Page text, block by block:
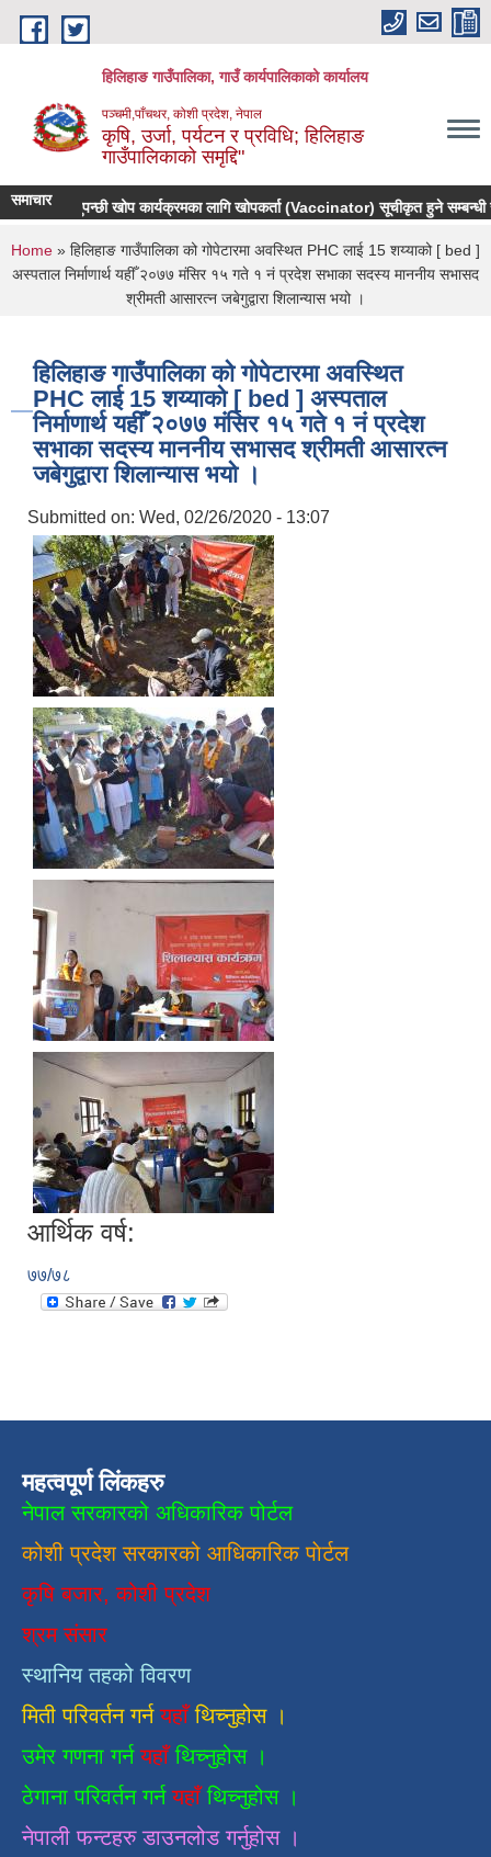
Skip to main content
हिलिहाङ गाउँपालिका, गाउँ कार्यपालिकाको कार्यालय
पञ्चमी,पाँचथर, कोशी प्रदेश, नेपाल
कृषि, उर्जा, पर्यटन र प्रविधि; हिलिहाङ
गाउँपालिकाको समृद्दि"
समाचार
राष्ट्रिय पशुपन्छी खोप कार्यक्रमका लागि खोपकर्ता (Vaccinator) सूचीकृत हुने सम्बन्धी
You are here
Home » हिलिहाङ गाउँपालिका को गोपेटारमा अवस्थित PHC लाई 15 शय्याको [ bed ]
अस्पताल निर्माणार्थ यहीँ २०७७ मंसिर १५ गते १ नं प्रदेश सभाका सदस्य माननीय सभासद
श्रीमती आसारत्न जबेगुद्वारा शिलान्यास भयो ।
हिलिहाङ गाउँपालिका को गोपेटारमा अवस्थित
PHC लाई 15 शय्याको [ bed ] अस्पताल
निर्माणार्थ यहीँ २०७७ मंसिर १५ गते १ नं प्रदेश
सभाका सदस्य माननीय सभासद श्रीमती आसारत्न
जबेगुद्वारा शिलान्यास भयो ।
Submitted on: Wed, 02/26/2020 - 13:07
आर्थिक वर्ष:
७७/७८
महत्वपूर्ण लिंकहरु
नेपाल सरकारको अधिकारिक पोर्टल
कोशी प्रदेश सरकारको आधिकारिकपाेर्टल
कृषि बजार, कोशी प्रदेश
श्रम संसार
स्थानिय तहको विवरण
मिती परिवर्तन गर्न यहाँ थिच्नुहोस ।
उमेर गणना गर्नयहाँथिच्नुहोस ।
ठेगाना परिवर्तन गर्नयहाँ थिच्नुहोस ।
नेपाली फन्टहरु डाउनलोड गर्नुहोस ।